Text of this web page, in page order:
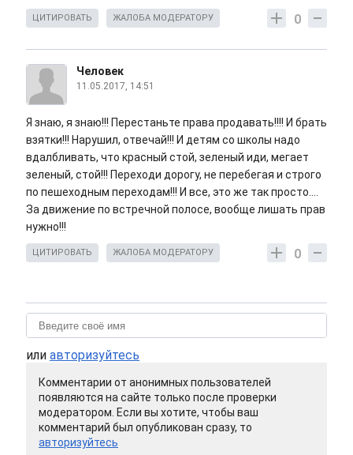
0
ЦИТИРОВАТЬ ЖАЛОБА МОДЕРАТОРУ
Человек
11.05.2017, 14:51
Я знаю, я знаю!!! Перестаньте права продавать!!!! И брать
взятки!!! Нарушил, отвечай!!! И детям со школы надо
вдалбливать, что красный стой, зеленый иди, мегает
зеленый, стой!!! Переходи дорогу, не перебегая и строго
по пешеходным переходам!!! И все, это же так просто....
За движение по встречной полосе, вообще лишать прав
нужно!!!
0
ЦИТИРОВАТЬ ЖАЛОБА МОДЕРАТОРУ
или авторизуйтесь
Комментарии от анонимных пользователей
появляются на сайте только после проверки
модератором. Если вы хотите, чтобы ваш
комментарий был опубликован сразу, то
авторизуйтесь